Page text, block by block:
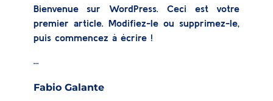
Fabio Galante
Bienvenue sur WordPress. Ceci est votre
premier article. Modifiez-le ou supprimez-le,
puis commencez à écrire !
...